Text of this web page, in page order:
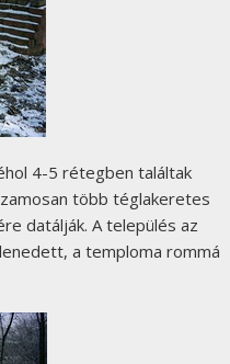
4-5 rétegben találtak
több téglakeretes
datálják. A település az
a temploma rommá